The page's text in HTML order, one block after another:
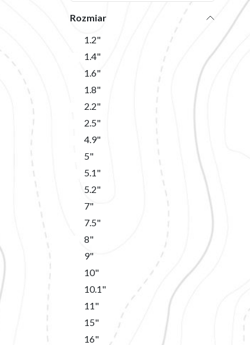
Rozmiar
1.2"
1.4"
1.6"
1.8"
2.2"
2.5"
4.9"
5"
5.1"
5.2"
7"
7.5"
8"
9"
10"
10.1"
11"
15"
16"